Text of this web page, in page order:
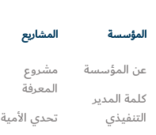
المؤسسة
عن المؤسسة
كلمة المدير
التنفيذي
المشاريع
مشروع
المعرفة
تحدي الأمية